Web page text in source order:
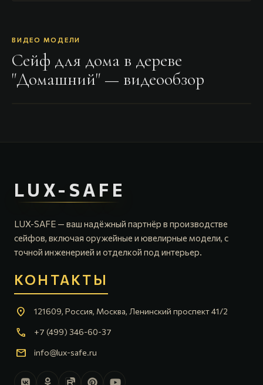
ВИДЕО МОДЕЛИ
Сейф для дома в дереве
"Домашний" — видеообзор
LUX-SAFE
LUX-SAFE — ваш надёжный партнёр в производстве
сейфов, включая оружейные и ювелирные модели, с
точной инженерией и отделкой под интерьер.
КОНТАКТЫ
location_on 121609, Россия, Москва, Ленинский проспект 41/2
call +7 (499) 346-60-37
mail info@lux-safe.ru